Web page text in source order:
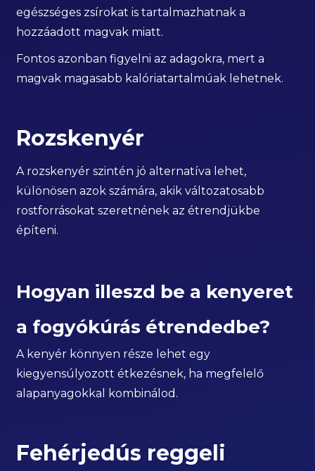
egészséges zsírokat is tartalmazhatnak a
hozzáadott magvak miatt.
Fontos azonban figyelni az adagokra, mert a
magvak magasabb kalóriatartalmúak lehetnek.
Rozskenyér
A rozskenyér szintén jó alternatíva lehet,
különösen azok számára, akik változatosabb
rostforrásokat szeretnének az étrendjükbe
építeni.
Hogyan illeszd be a kenyeret
a fogyókúrás étrendedbe?
A kenyér könnyen része lehet egy
kiegyensúlyozott étkezésnek, ha megfelelő
alapanyagokkal kombinálod.
Fehérjedús reggeli